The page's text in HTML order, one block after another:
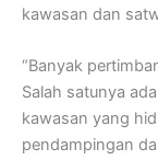
kawasan dan
“Banyak
Salah satunya
kawasan yang
pendampingan